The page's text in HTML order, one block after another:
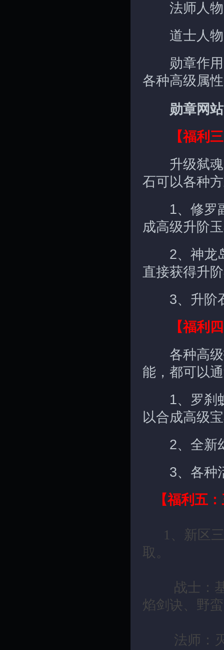
法师人物
道士人物
勋章作用
各种高级属
勋章网
【福利
升级弑魂
石可以各种
1、修罗副
成高级升阶
2、神龙岛
直接获得升
3、升阶石
【福利
各种高级
能，都可以
1、罗刹蚁
以合成高级
2、全新幻
3、各种活
【福利五
1、新区三
取。
战士：基
焰剑诀、野
法师：灭